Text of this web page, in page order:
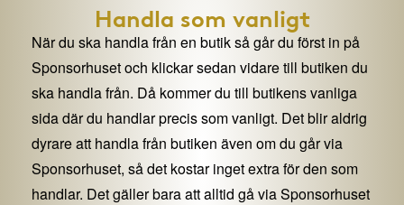
Handla som vanligt
När du ska handla från en butik så går du först in på
Sponsorhuset och klickar sedan vidare till butiken du
ska handla från. Då kommer du till butikens vanliga
sida där du handlar precis som vanligt. Det blir aldrig
dyrare att handla från butiken även om du går via
Sponsorhuset, så det kostar inget extra för den som
handlar. Det gäller bara att alltid gå via Sponsorhuset